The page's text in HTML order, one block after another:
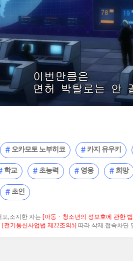
오카모토 노부히코 카지 유우키
학교 초능력 영웅 희망
초인
포,소지한 자는 [아동ㆍ청소년의 성보호에 관한
[전기통신사업법 제22조의5] 따라 삭제.접속차단